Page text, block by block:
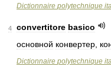
Dictionnaire polytechnique
4 convertitore basico
основной конвертер
Dictionnaire polytechnique